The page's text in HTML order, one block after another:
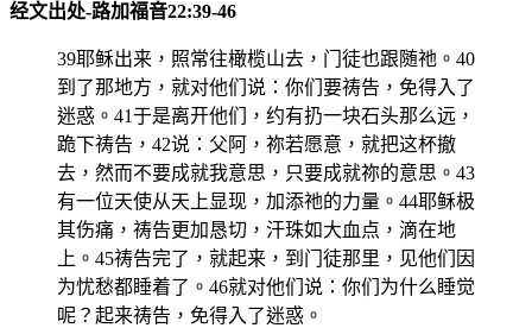
经文出处-路加福音22:39-46
39耶稣出来，照常往橄榄山去，门徒也跟随祂。40
到了那地方，就对他们说：你们要祷告，免得入了
迷惑。41于是离开他们，约有扔一块石头那么远，
跪下祷告，42说：父阿，祢若愿意，就把这杯撤
去，然而不要成就我意思，只要成就祢的意思。43
有一位天使从天上显现，加添祂的力量。44耶稣极
其伤痛，祷告更加恳切，汗珠如大血点，滴在地
上。45祷告完了，就起来，到门徒那里，见他们因
为忧愁都睡着了。46就对他们说：你们为什么睡觉
呢？起来祷告，免得入了迷惑。